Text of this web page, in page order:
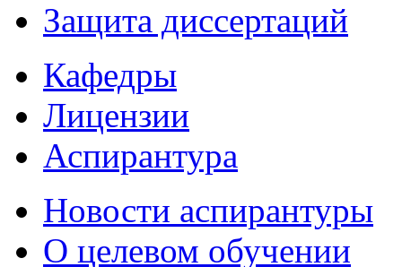
Защита диссертаций
Кафедры
Лицензии
Аспирантура
Новости аспирантуры
О целевом обучении